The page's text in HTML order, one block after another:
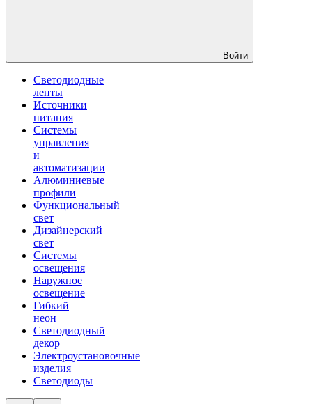
Войти
Светодиодные
ленты
Источники
питания
Системы
управления
и
автоматизации
Алюминиевые
профили
Функциональный
свет
Дизайнерский
свет
Системы
освещения
Наружное
освещение
Гибкий
неон
Светодиодный
декор
Электроустановочные
изделия
Светодиоды